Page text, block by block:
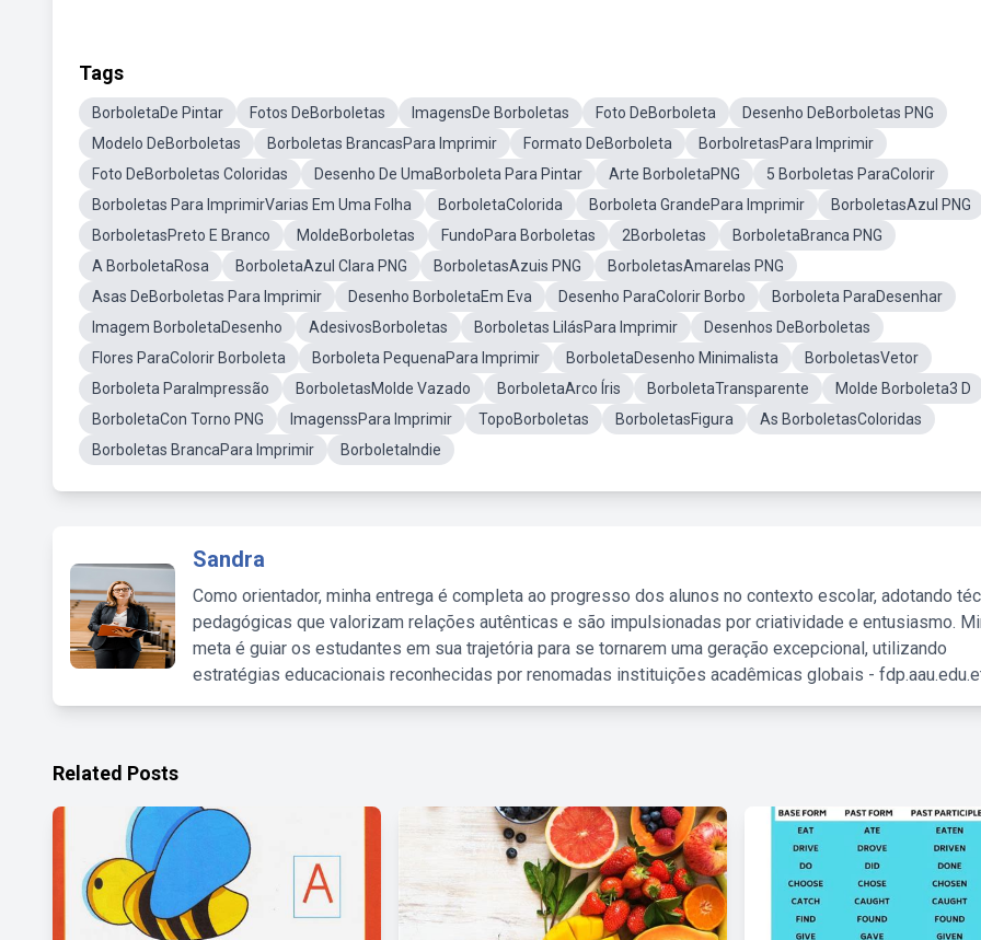
Tags
BorboletaDe Pintar Fotos DeBorboletas ImagensDe Borboletas Foto DeBorboleta
Desenho DeBorboletas PNG
Modelo DeBorboletas
Borboletas BrancasPara Imprimir Formato DeBorboleta
BorbolretasPara Imprimir
Foto DeBorboletas Coloridas
Desenho De UmaBorboleta Para Pintar Arte BorboletaPNG
5 Borboletas ParaColorir
Borboletas Para ImprimirVarias Em Uma Folha
BorboletaColorida Borboleta GrandePara Imprimir
BorboletasAzul PNG
BorboletasPreto E Branco
MoldeBorboletas FundoPara Borboletas 2Borboletas
BorboletaBranca PNG
A BorboletaRosa
BorboletaAzul Clara PNG BorboletasAzuis PNG
BorboletasAmarelas PNG
Asas DeBorboletas Para Imprimir
Desenho BorboletaEm Eva Desenho ParaColorir Borbo
Borboleta ParaDesenhar
Imagem BorboletaDesenho
AdesivosBorboletas Borboletas LilásPara Imprimir
Desenhos DeBorboletas
Flores ParaColorir Borboleta
Borboleta PequenaPara Imprimir BorboletaDesenho Minimalista
BorboletasVetor
Borboleta ParaImpressão
BorboletasMolde Vazado BorboletaArco Íris BorboletaTransparente
Molde Borboleta3 D
BorboletaCon Torno PNG
ImagenssPara Imprimir TopoBorboletas BorboletasFigura
As BorboletasColoridas
Borboletas BrancaPara Imprimir
BorboletaIndie
Sandra
Como orientador, minha entrega é completa ao progresso dos alunos no contexto escolar, adotando
pedagógicas que valorizam relações autênticas e são impulsionadas por criatividade e entusiasmo.
meta é guiar os estudantes em sua trajetória para se tornarem uma geração excepcional, utilizando
estratégias educacionais reconhecidas por renomadas instituições acadêmicas globais -
Related Posts